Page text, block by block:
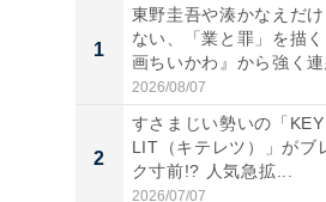
1
東野圭吾や湊かなえだ
ない、「業と罪」を描
画ちいかわ』から強く連
た...
2026/08/07
2
すさまじい勢いの「
LIT（キテレツ）」がブ
ク寸前!? 人気急拡...
2026/07/07